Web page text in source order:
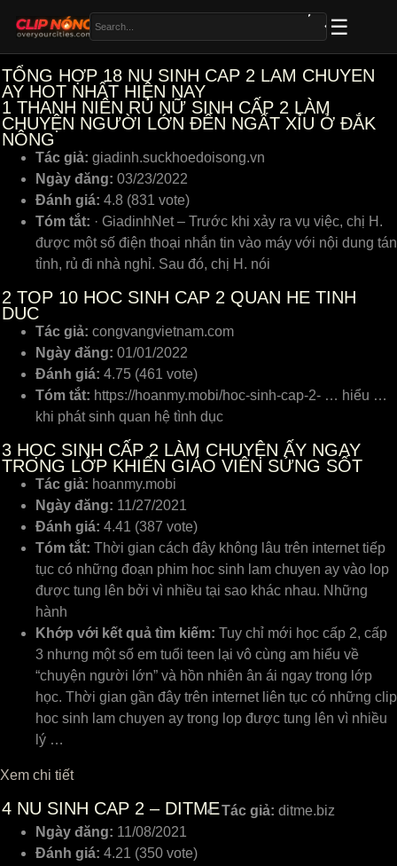
TỔNG HỢP 18 NU SINH CAP 2 LAM CHUYEN
AY HOT NHẤT HIỆN NAY
1 THANH NIÊN RỦ NỮ SINH CẤP 2 LÀM
CHUYỆN NGƯỜI LỚN ĐẾN NGẤT XỈU Ở ĐẮK
NÔNG
Tác giả: giadinh.suckhoedoisong.vn
Ngày đăng: 03/23/2022
Đánh giá: 4.8 (831 vote)
Tóm tắt: · GiadinhNet – Trước khi xảy ra vụ việc, chị H.
được một số điện thoại nhắn tin vào máy với nội dung tán
tỉnh, rủ đi nhà nghỉ. Sau đó, chị H. nói
2 TOP 10 HOC SINH CAP 2 QUAN HE TINH
DUC
Tác giả: congvangvietnam.com
Ngày đăng: 01/01/2022
Đánh giá: 4.75 (461 vote)
Tóm tắt: https://hoanmy.mobi/hoc-sinh-cap-2- … hiểu …
khi phát sinh quan hệ tình dục
3 HỌC SINH CẤP 2 LÀM CHUYỆN ẤY NGAY
TRONG LỚP KHIẾN GIÁO VIÊN SỬNG SỐT
Tác giả: hoanmy.mobi
Ngày đăng: 11/27/2021
Đánh giá: 4.41 (387 vote)
Tóm tắt: Thời gian cách đây không lâu trên internet tiếp
tục có những đoạn phim hoc sinh lam chuyen ay vào lop
được tung lên bởi vì nhiều tại sao khác nhau. Những
hành
Khớp với kết quả tìm kiếm: Tuy chỉ mới học cấp 2, cấp
3 nhưng một số em tuổi teen lại vô cùng am hiểu về
“chuyện người lớn” và hồn nhiên ân ái ngay trong lớp
học. Thời gian gần đây trên internet liên tục có những clip
hoc sinh lam chuyen ay trong lop được tung lên vì nhiều
lý …
Xem chi tiết
4 NU SINH CAP 2 – DITMETác giả: ditme.biz
Ngày đăng: 11/08/2021
Đánh giá: 4.21 (350 vote)